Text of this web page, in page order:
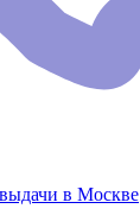
в Москве